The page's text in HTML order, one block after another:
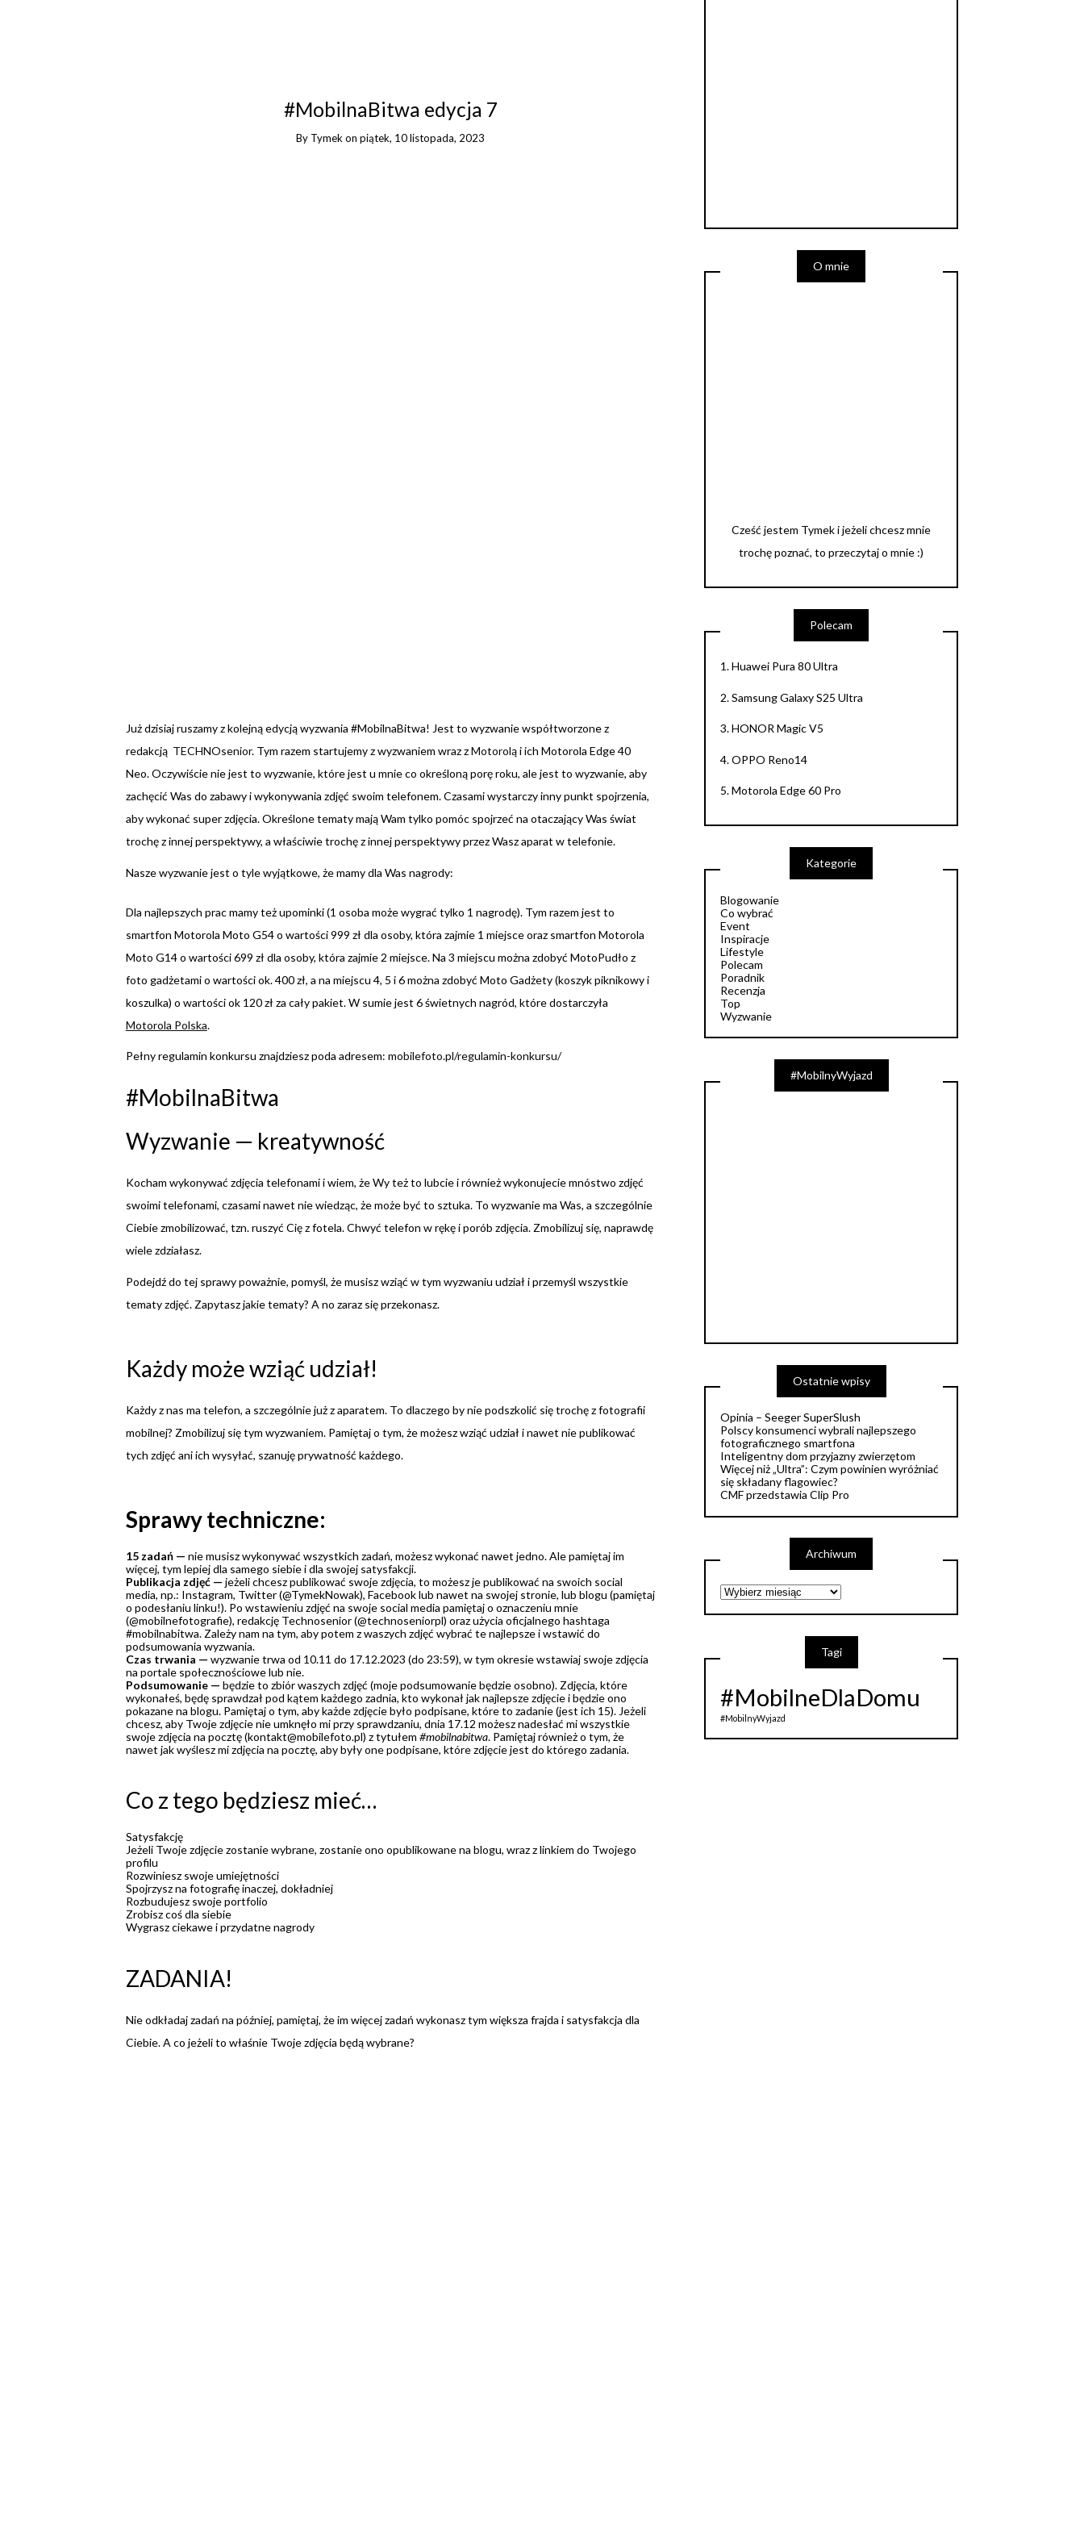
#MobilnaBitwa edycja 7
By Tymek onpiątek, 10 listopada, 2023
Już dzisiaj ruszamy z kolejną edycją wyzwania #MobilnaBitwa! Jest to wyzwanie współtworzone z
redakcją TECHNOsenior. Tym razem startujemy z wyzwaniem wraz zMotoroląi ich Motorola Edge 40
Neo. Oczywiście nie jest to wyzwanie, które jest u mnie co określoną porę roku, ale jest to wyzwanie, aby
zachęcić Was do zabawy i wykonywania zdjęć swoim telefonem. Czasami wystarczy inny punkt spojrzenia,
aby wykonać super zdjęcia. Określone tematy mają Wam tylko pomóc spojrzeć na otaczający Was świat
trochę z innej perspektywy, a właściwie trochę z innej perspektywy przez Wasz aparat w telefonie.
Nasze wyzwanie jest o tyle wyjątkowe, że mamy dla Was nagrody:
Dla najlepszych prac mamy też upominki (1 osoba może wygrać tylko 1 nagrodę). Tym razem jest to
smartfon Motorola Moto G54 o wartości 999 zł dla osoby, która zajmie 1 miejsce oraz smartfon Motorola
Moto G14 o wartości 699 zł dla osoby, która zajmie 2 miejsce. Na 3 miejscu można zdobyć MotoPudło z
foto gadżetami o wartości ok. 400 zł, a na miejscu 4, 5 i 6 można zdobyć Moto Gadżety (koszyk piknikowy i
koszulka) o wartości ok 120 zł za cały pakiet. W sumie jest 6 świetnych nagród, które dostarczyła
Motorola Polska.
Pełny regulamin konkursu znajdziesz poda adresem: mobilefoto.pl/regulamin-konkursu/
#MobilnaBitwa
Wyzwanie — kreatywność
Kocham wykonywać zdjęcia telefonami i wiem, że Wy też to lubcie i również wykonujecie mnóstwo zdjęć
swoimi telefonami, czasami nawet nie wiedząc, że może być to sztuka. To wyzwanie ma Was, a szczególnie
Ciebie zmobilizować, tzn. ruszyć Cię z fotela. Chwyć telefon w rękę i porób zdjęcia. Zmobilizuj się, naprawdę
wiele zdziałasz.
Podejdź do tej sprawy poważnie, pomyśl, że musisz wziąć w tym wyzwaniu udział i przemyśl wszystkie
tematy zdjęć. Zapytasz jakie tematy? A no zaraz się przekonasz.
Każdy może wziąć udział!
Każdy z nas ma telefon, a szczególnie już z aparatem. To dlaczego by nie podszkolić się trochę z fotografii
mobilnej? Zmobilizuj się tym wyzwaniem. Pamiętaj o tym, że możesz wziąć udział i nawet nie publikować
tych zdjęć ani ich wysyłać, szanuję prywatność każdego.
Sprawy techniczne:
15 zadań — nie musisz wykonywać wszystkich zadań, możesz wykonać nawet jedno. Ale pamiętaj im
więcej, tym lepiej dla samego siebie i dla swojej satysfakcji.
Publikacja zdjęć — jeżeli chcesz publikować swoje zdjęcia, to możesz je publikować na swoich social
media, np.: Instagram, Twitter (@TymekNowak), Facebook lub nawet na swojej stronie, lub blogu (pamiętaj
o podesłaniu linku!). Po wstawieniu zdjęć na swoje social media pamiętaj o oznaczeniu mnie
(@mobilnefotografie), redakcję Technosenior (@technoseniorpl) oraz użycia oficjalnego hashtaga
#mobilnabitwa. Zależy nam na tym, aby potem z waszych zdjęć wybrać te najlepsze i wstawić do
podsumowania wyzwania.
Czas trwania — wyzwanie trwa od 10.11 do 17.12.2023 (do 23:59), w tym okresie wstawiaj swoje zdjęcia
na portale społecznościowe lub nie.
Podsumowanie — będzie to zbiór waszych zdjęć (moje podsumowanie będzie osobno). Zdjęcia, które
wykonałeś, będę sprawdzał pod kątem każdego zadnia, kto wykonał jak najlepsze zdjęcie i będzie ono
pokazane na blogu. Pamiętaj o tym, aby każde zdjęcie było podpisane, które to zadanie (jest ich 15). Jeżeli
chcesz, aby Twoje zdjęcie nie umknęło mi przy sprawdzaniu, dnia 17.12 możesz nadesłać mi wszystkie
swoje zdjęcia na pocztę (kontakt@mobilefoto.pl) z tytułem #mobilnabitwa. Pamiętaj również o tym, że
nawet jak wyślesz mi zdjęcia na pocztę, aby były one podpisane, które zdjęcie jest do którego zadania.
Co z tego będziesz mieć…
Satysfakcję
Jeżeli Twoje zdjęcie zostanie wybrane, zostanie ono opublikowane na blogu, wraz z linkiem do Twojego
profilu
Rozwiniesz swoje umiejętności
Spojrzysz na fotografię inaczej, dokładniej
Rozbudujesz swoje portfolio
Zrobisz coś dla siebie
Wygrasz ciekawe i przydatne nagrody
ZADANIA!
Nie odkładaj zadań na później, pamiętaj, że im więcej zadań wykonasz tym większa frajda i satysfakcja dla
Ciebie. A co jeżeli to właśnie Twoje zdjęcia będą wybrane?
O mnie
Cześć jestem Tymek i jeżeli chcesz mnie
trochę poznać, to przeczytaj o mnie :)
Polecam
1.Huawei Pura 80 Ultra
2.Samsung Galaxy S25 Ultra
3.HONOR Magic V5
4.OPPO Reno14
5.Motorola Edge 60 Pro
Kategorie
Blogowanie
Co wybrać
Event
Inspiracje
Lifestyle
Polecam
Poradnik
Recenzja
Top
Wyzwanie
#MobilnyWyjazd
Ostatnie wpisy
Opinia – Seeger SuperSlush
Polscy konsumenci wybrali najlepszego
fotograficznego smartfona
Inteligentny dom przyjazny zwierzętom
Więcej niż „Ultra”: Czym powinien wyróżniać
się składany flagowiec?
CMF przedstawia Clip Pro
Archiwum
Tagi
#MobilneDlaDomu
#MobilnyWyjazd